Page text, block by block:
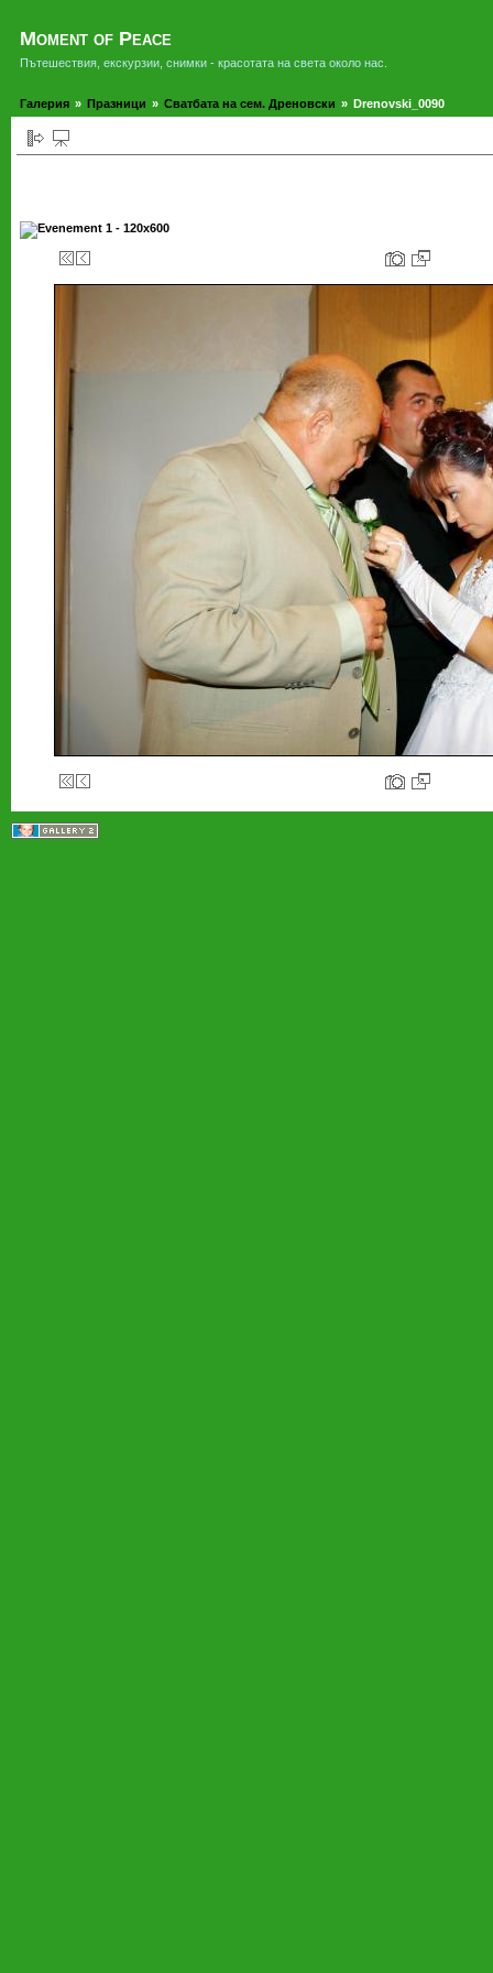
Moment of Peace
Пътешествия, екскурзии, снимки - красотата на света около нас.
Галерия » Празници » Сватбата на сем. Дреновски » Drenovski_0090